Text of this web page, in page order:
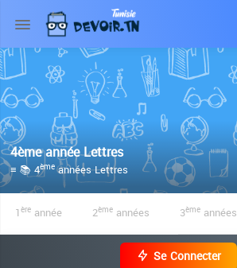
4ème année Lettres
≡ 📚 4èmeannées Lettres
1ère année 2ème années 3ème années
Se Connecter